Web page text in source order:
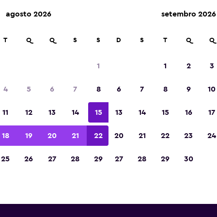
de carros com a Avis
as informações de todas as agências de
do Aeroporto de Buffalo, incluindo
Avis perto do
agosto 2026
T Q Q S S
1
4 5 6 7 8
11 12 13 14 15
18 19 20 21 22
25 26 27 28 29
setembro 2026
D S T Q Q
1 2 3
6 7 8 9 10
13 14 15 16 17
20 21 22 23 24
27 28 29 30